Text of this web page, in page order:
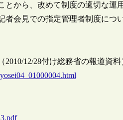
から、改めて制度の適切な運
者会見での指定管理者制度につ
12/28付け総務省の報道資料